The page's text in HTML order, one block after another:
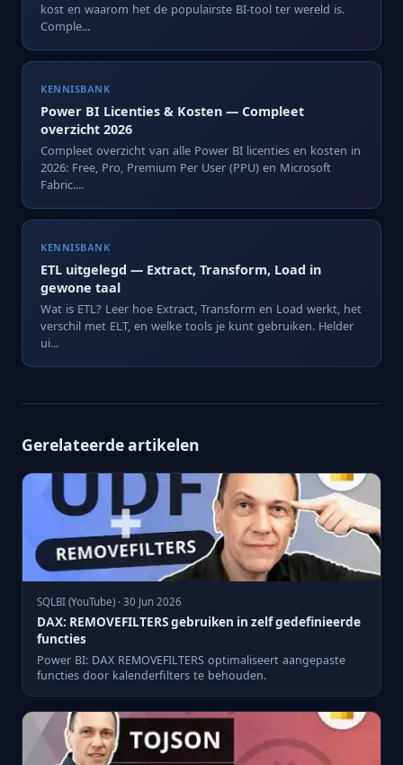
kost en waarom het de populairste BI-tool ter wereld is.
Comple...
KENNISBANK
Power BI Licenties & Kosten — Compleet
overzicht 2026
Compleet overzicht van alle Power BI licenties en kosten in
2026: Free, Pro, Premium Per User (PPU) en Microsoft
Fabric....
KENNISBANK
ETL uitgelegd — Extract, Transform, Load in
gewone taal
Wat is ETL? Leer hoe Extract, Transform en Load werkt, het
verschil met ELT, en welke tools je kunt gebruiken. Helder
ui...
Gerelateerde artikelen
SQLBI (YouTube) · 30 Jun 2026
DAX: REMOVEFILTERS gebruiken in zelf gedefinieerde
functies
Power BI: DAX REMOVEFILTERS optimaliseert aangepaste
functies door kalenderfilters te behouden.